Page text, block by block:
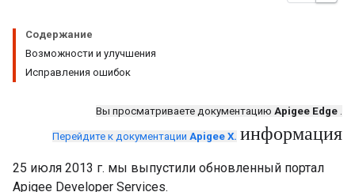
Содержание
Возможности и улучшения
Исправления ошибок
Вы просматриваете документацию Apigee Edge .
Перейдите к документации Apigee X. информация
25 июля 2013 г. мы выпустили обновленный портал
Apigee Developer Services.